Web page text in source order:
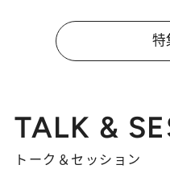
特
TALK &
トーク＆セッション